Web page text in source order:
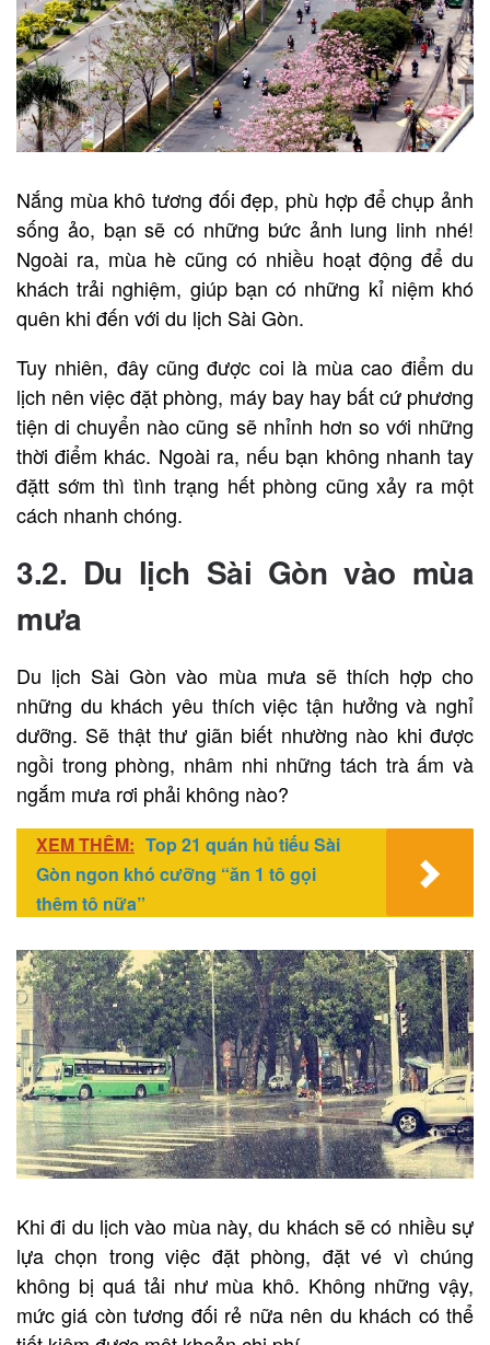
Nắng mùa khô tương đối đẹp, phù hợp để chụp ảnh
sống ảo, bạn sẽ có những bức ảnh lung linh nhé!
Ngoài ra, mùa hè cũng có nhiều hoạt động để du
khách trải nghiệm, giúp bạn có những kỉ niệm khó
quên khi đến với du lịch Sài Gòn.
Tuy nhiên, đây cũng được coi là mùa cao điểm du
lịch nên việc đặt phòng, máy bay hay bất cứ phương
tiện di chuyển nào cũng sẽ nhỉnh hơn so với những
thời điểm khác. Ngoài ra, nếu bạn không nhanh tay
đặtt sớm thì tình trạng hết phòng cũng xảy ra một
cách nhanh chóng.
3.2. Du lịch Sài Gòn vào mùa
mưa
Du lịch Sài Gòn vào mùa mưa sẽ thích hợp cho
những du khách yêu thích việc tận hưởng và nghỉ
dưỡng. Sẽ thật thư giãn biết nhường nào khi được
ngồi trong phòng, nhâm nhi những tách trà ấm và
ngắm mưa rơi phải không nào?
XEM THÊM: Top 21 quán hủ tiếu Sài
Gòn ngon khó cưỡng “ăn 1 tô gọi
thêm tô nữa”
Khi đi du lịch vào mùa này, du khách sẽ có nhiều sự
lựa chọn trong việc đặt phòng, đặt vé vì chúng
không bị quá tải như mùa khô. Không những vậy,
mức giá còn tương đối rẻ nữa nên du khách có thể